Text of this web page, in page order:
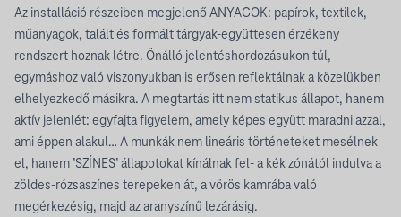
Az installáció részeiben megjelenő ANYAGOK: papírok, textilek,
műanyagok, talált és formált tárgyak-együttesen érzékeny
rendszert hoznak létre. Önálló jelentéshordozásukon túl,
egymáshoz való viszonyukban is erősen reflektálnak a közelükben
elhelyezkedő másikra. A megtartás itt nem statikus állapot, hanem
aktív jelenlét: egyfajta figyelem, amely képes együtt maradni azzal,
ami éppen alakul… A munkák nem lineáris történeteket mesélnek
el, hanem ’SZÍNES’ állapotokat kínálnak fel- a kék zónától indulva a
zöldes-rózsaszínes terepeken át, a vörös kamrába való
megérkezésig, majd az aranyszínű lezárásig.